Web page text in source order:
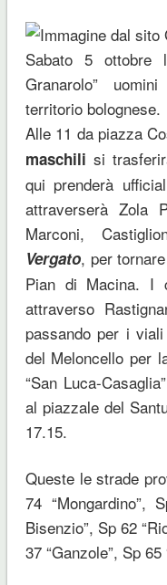
Sabato 5 ottobre
Granarolo”
territorio bolognese.
Alle 11 da piazza
maschili si
qui prenderà
attraverserà Zola
Marconi,
Vergato, per
Pian di Macina. I
attraverso
passando per i
del Meloncello per
“San Luca-
al piazzale del
17.15.
Queste le strade
74
Bisenzio”, Sp 62
37 “Ganzole”, Sp 65